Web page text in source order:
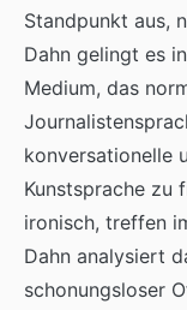
Standpunkt aus,
Dahn gelingt es
Medium, das
konversationelle
Kunstsprache zu
ironisch, treffen
Dahn analysiert
schonungsloser